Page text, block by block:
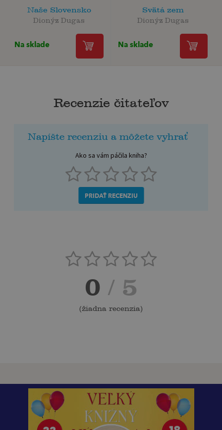
Naše Slovensko
Dionýz Dugas
Na sklade
Svätá zem
Dionýz Dugas
Na sklade
Recenzie čitateľov
Napíšte recenziu a môžete vyhrať
Ako sa vám páčila kniha?
PRIDAŤ RECENZIU
0 / 5
(žiadna recenzia)